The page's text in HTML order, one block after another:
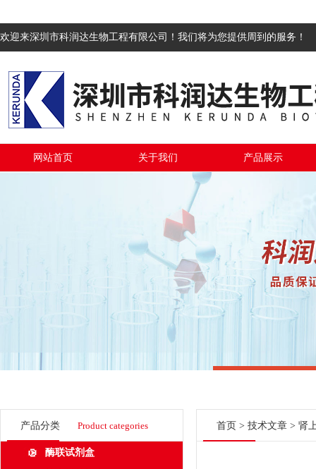
欢迎来深圳市科润达生物工程有限公司！我们将为您提供周到的服务！
网站首页 关于我们 产品展示
产品分类 Product categories
酶联试剂盒
首页 > 技术文章 > 肾